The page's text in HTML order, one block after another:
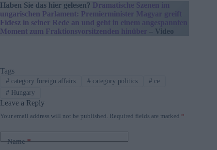
Haben Sie das hier gelesen? Dramatische Szenen im
ungarischen Parlament: Premierminister Magyar greift
Fidesz in seiner Rede an und geht in einem angespannten
Moment zum Fraktionsvorsitzenden hinüber – Video
Tags
#category foreign affairs #category politics # ce
#Hungary
Leave a Reply
Your email address will not be published. Required fields are marked *
Name*